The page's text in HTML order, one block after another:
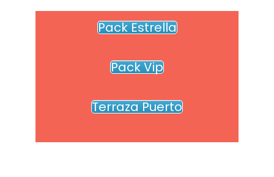
Pack Estrella
Pack Vip
Terraza Puerto